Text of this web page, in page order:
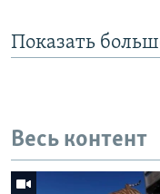
Показать
Весь контент